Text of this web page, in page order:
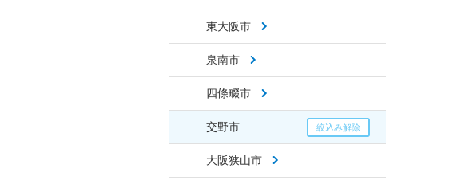
東大阪市
泉南市
四條畷市
交野市
大阪狭山市